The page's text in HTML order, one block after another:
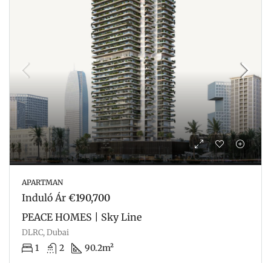
APARTMAN
Induló Ár €190,700
PEACE HOMES | Sky Line
DLRC, Dubai
1 2 90.2m²